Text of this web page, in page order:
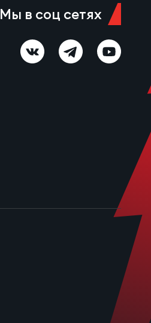
Мы в соц сетях